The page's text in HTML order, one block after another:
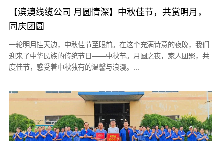
【滨澳线缆公司 月圆情深】中秋佳节，共赏明月，
同庆团圆
一轮明月挂天边，中秋佳节至眼前。在这个充满诗意的夜晚，我们
迎来了中华民族的传统节日——中秋节。月圆之夜，家人团聚，共
度佳节，感受着中秋独有的温馨与浪漫。...